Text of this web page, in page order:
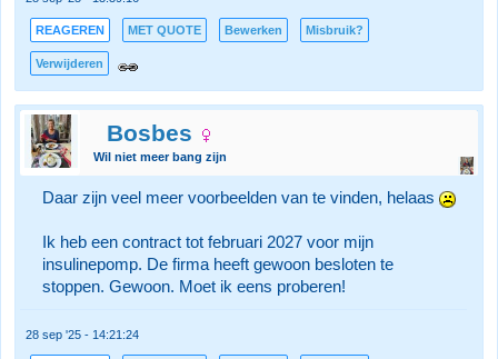
REAGEREN MET QUOTE Bewerken Misbruik?
Verwijderen
Bosbes
Wil niet meer bang zijn
Daar zijn veel meer voorbeelden van te vinden, helaas
Ik heb een contract tot februari 2027 voor mijn
insulinepomp. De firma heeft gewoon besloten te
stoppen. Gewoon. Moet ik eens proberen!
28 sep '25 - 14:21:24